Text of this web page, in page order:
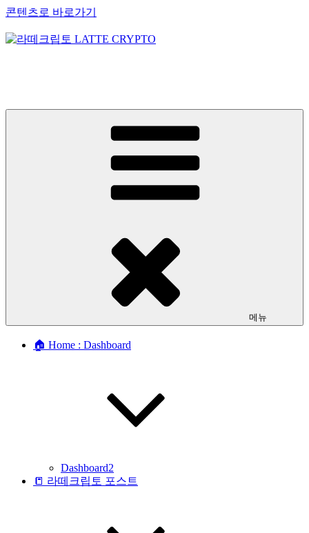
콘텐츠로 바로가기
메뉴
🏠 Home : Dashboard
Dashboard2
📒 라떼크립토 포스트